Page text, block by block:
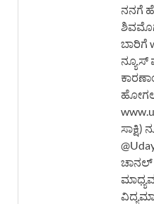
ನನಗೆ
ಬಾರಿಗೆ
ನ್ಯೂಸ್
ಸಾಕ್ಷಿ)
ಚಾನಲ್